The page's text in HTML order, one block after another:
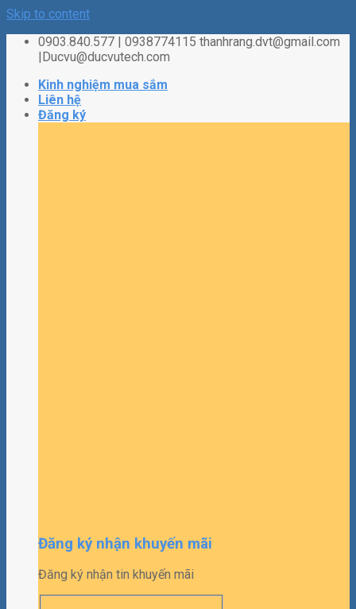
Skip to content
0903.840.577 | 0938774115 thanhrang.dvt@gmail.com
|Ducvu@ducvutech.com
Kinh nghiệm mua sắm
Liên hệ
Đăng ký
Đăng ký nhận khuyến mãi
Đăng ký nhận tin khuyến mãi